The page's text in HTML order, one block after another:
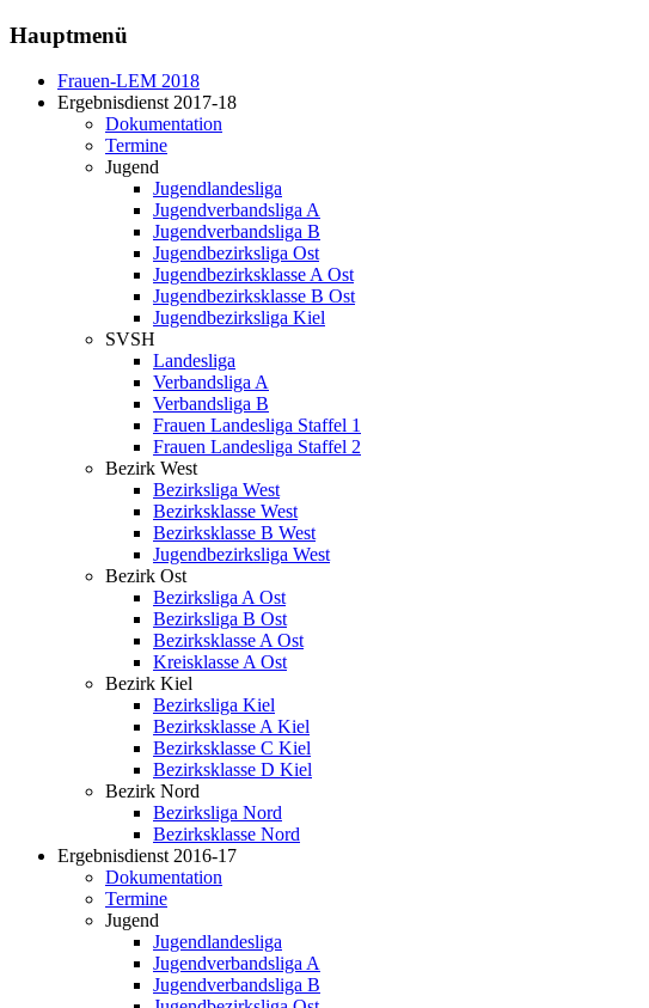
Hauptmenü
Frauen-LEM 2018
Ergebnisdienst 2017-18
Dokumentation
Termine
Jugend
Jugendlandesliga
Jugendverbandsliga A
Jugendverbandsliga B
Jugendbezirksliga Ost
Jugendbezirksklasse A Ost
Jugendbezirksklasse B Ost
Jugendbezirksliga Kiel
SVSH
Landesliga
Verbandsliga A
Verbandsliga B
Frauen Landesliga Staffel 1
Frauen Landesliga Staffel 2
Bezirk West
Bezirksliga West
Bezirksklasse West
Bezirksklasse B West
Jugendbezirksliga West
Bezirk Ost
Bezirksliga A Ost
Bezirksliga B Ost
Bezirksklasse A Ost
Kreisklasse A Ost
Bezirk Kiel
Bezirksliga Kiel
Bezirksklasse A Kiel
Bezirksklasse C Kiel
Bezirksklasse D Kiel
Bezirk Nord
Bezirksliga Nord
Bezirksklasse Nord
Ergebnisdienst 2016-17
Dokumentation
Termine
Jugend
Jugendlandesliga
Jugendverbandsliga A
Jugendverbandsliga B